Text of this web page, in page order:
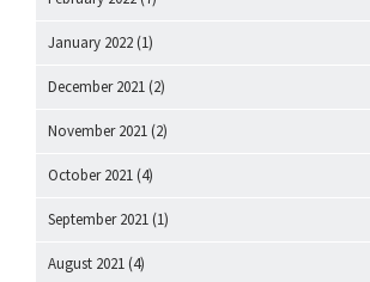
January 2022 (1)
December 2021 (2)
November 2021 (2)
October 2021 (4)
September 2021 (1)
August 2021 (4)